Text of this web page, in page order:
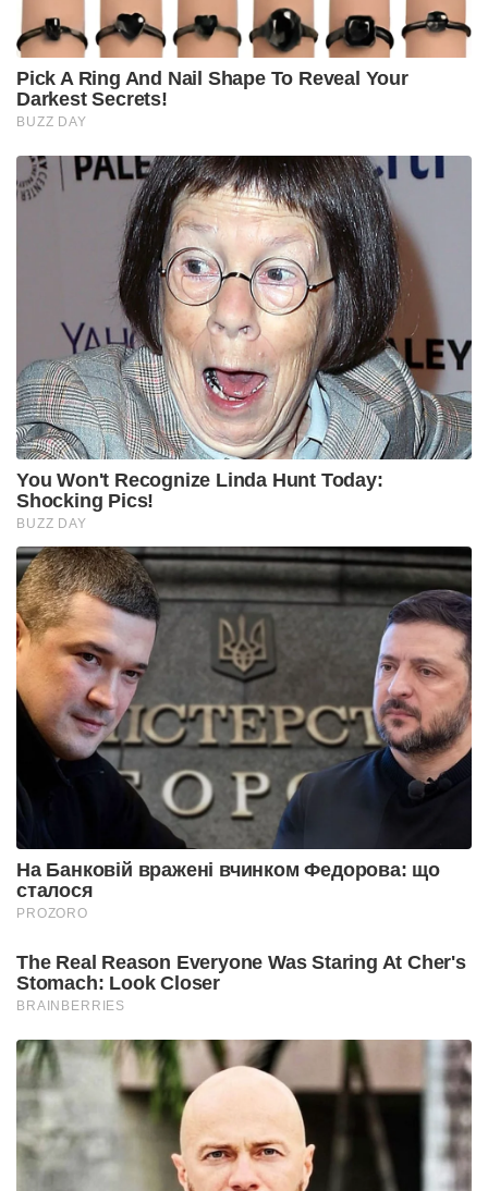
Pick A Ring And Nail Shape To Reveal Your
Darkest Secrets!
BUZZ DAY
You Won't Recognize Linda Hunt Today:
Shocking Pics!
BUZZ DAY
На Банковій вражені вчинком Федорова: що
сталося
PROZORO
The Real Reason Everyone Was Staring At Cher's
Stomach: Look Closer
BRAINBERRIES